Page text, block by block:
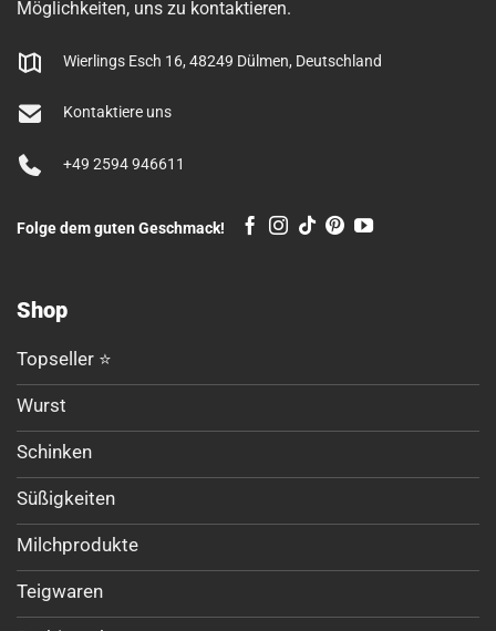
Möglichkeiten, uns zu kontaktieren.
Wierlings Esch 16, 48249 Dülmen, Deutschland
Kontaktiere uns
+49 2594 946611
Folge dem guten Geschmack!
Shop
Topseller ⭐
Wurst
Schinken
Süßigkeiten
Milchprodukte
Teigwaren